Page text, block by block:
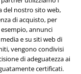
del nostro sito web,
di acquisto, per
annunci
e su siti web di
vengono condivisi
di adeguatezza ai
certificati.